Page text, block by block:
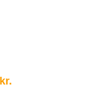
kr.